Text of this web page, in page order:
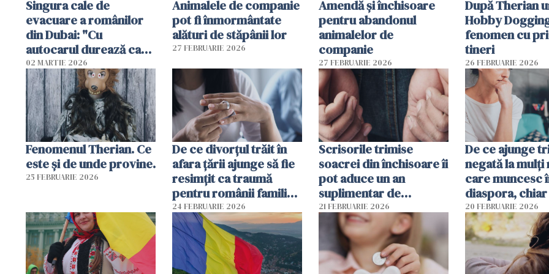
Singura cale de
evacuare a românilor
din Dubai: "Cu
autocarul durează cam
două zile"
02 MARTIE 2026
Animalele de companie
pot fi înmormântate
alături de stăpânii lor
27 FEBRUARIE 2026
Amendă și închisoare
pentru abandonul
animalelor de
companie
27 FEBRUARIE 2026
După Therian
Hobby
fenomen cu
tineri
26 FEBRUARIE 2026
Fenomenul Therian. Ce
este și de unde provine.
25 FEBRUARIE 2026
De ce divorțul trăit în
afara țării ajunge să fie
resimțit ca traumă
pentru românii familiști
și tradiționaliști?
24 FEBRUARIE 2026
Scrisorile trimise
soacrei din închisoare îi
pot aduce un an
suplimentar de
închisoare unui român
condamnat în Spania
21 FEBRUARIE 2026
De ce ajunge
negată la mulți
care muncesc
diaspora,
viața pare mai
financiar?
20 FEBRUARIE 2026